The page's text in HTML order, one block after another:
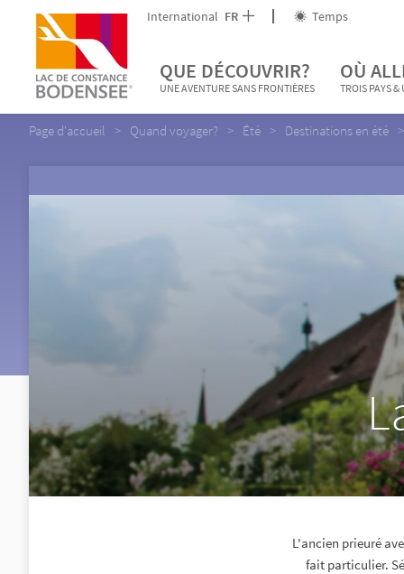
International FR Temps
QUE DÉCOUVRIR?
UNE AVENTURE SANS FRONTIÈRES
OÙ
TROIS PAYS
Page d'accueil Quand voyager? Été Destinations en été
L'ancien prieuré
fait particulier.